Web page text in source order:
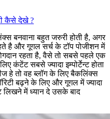
कैसे देखे ?
बनवाना बहुत जरुरी होती है, अगर
है और गूगल सर्च के टॉप पोजीशन में
रहता है, वैसे तो सबसे पहले एक
कंटेंट सबसे ज्यादा इम्पोर्टेन्ट होता
हे तो वह ब्लॉग के लिए बैकलिंक्स
बढ़ने के लिए और गूगल में ज्यादा
लिखने में ध्यान दे उसके बाद